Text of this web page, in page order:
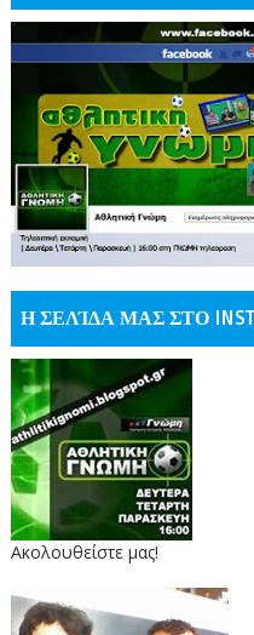
Η ΣΕΛΊΔΑ ΜΑΣ ΣΤΟ
Ακολουθείστε μας!